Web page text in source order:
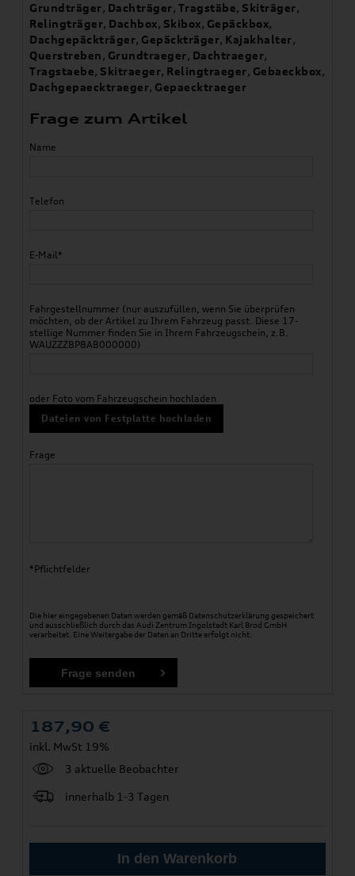
Grundträger, Dachträger, Tragstäbe, Skiträger,
Relingträger, Dachbox, Skibox, Gepäckbox,
Dachgepäckträger, Gepäckträger, Kajakhalter,
Querstreben, Grundtraeger, Dachtraeger,
Tragstaebe, Skitraeger, Relingtraeger, Gebaeckbox,
Dachgepaecktraeger, Gepaecktraeger
Frage zum Artikel
Name
Telefon
E-Mail*
Fahrgestellnummer (nur auszufüllen, wenn Sie überprüfen
möchten, ob der Artikel zu Ihrem Fahrzeug passt. Diese 17-
stellige Nummer finden Sie in Ihrem Fahrzeugschein, z.B.
WAUZZZ8P8AB000000)
oder Foto vom Fahrzeugschein hochladen
Dateien von Festplatte hochladen
Frage
*Pflichtfelder
Die hier eingegebenen Daten werden gemäß Datenschutzerklärung gespeichert
und ausschließlich durch das Audi Zentrum Ingolstadt Karl Brod GmbH
verarbeitet. Eine Weitergabe der Daten an Dritte erfolgt nicht.
187,90 €
inkl. MwSt 19%
3 aktuelle Beobachter
innerhalb 1-3 Tagen